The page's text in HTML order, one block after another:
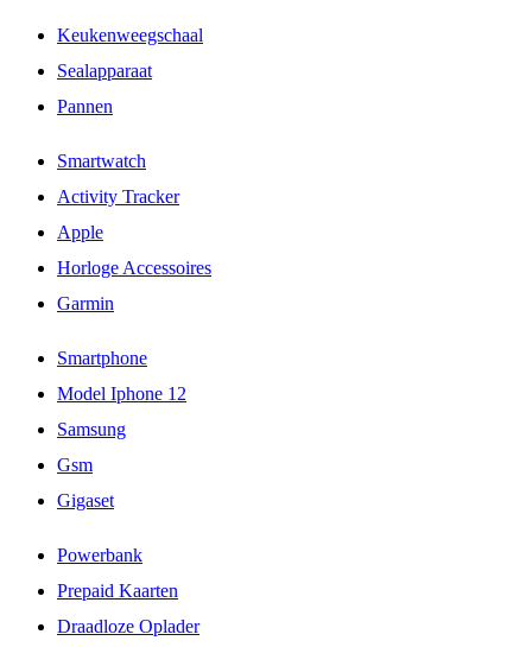
Keukenweegschaal
Sealapparaat
Pannen
Smartwatch
Activity Tracker
Apple
Horloge Accessoires
Garmin
Smartphone
Model Iphone 12
Samsung
Gsm
Gigaset
Powerbank
Prepaid Kaarten
Draadloze Oplader